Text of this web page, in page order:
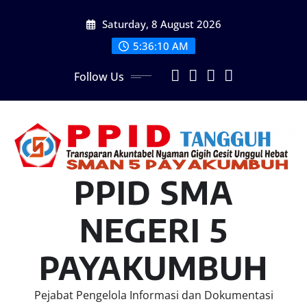
Saturday, 8 August 2026
5:36:11 AM
Follow Us
PPID SMA
NEGERI 5
PAYAKUMBUH
Pejabat Pengelola Informasi dan Dokumentasi